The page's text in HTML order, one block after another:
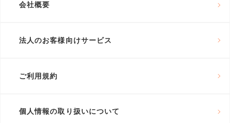
会社概要
法人のお客様向けサービス
ご利用規約
個人情報の取り扱いについて